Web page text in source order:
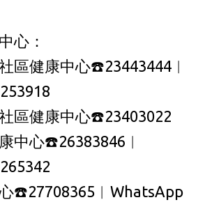
心：
區健康中心☎️23443444︱
區健康中心☎️23403022
中心☎️26383846︱
心☎️27708365︱WhatsApp